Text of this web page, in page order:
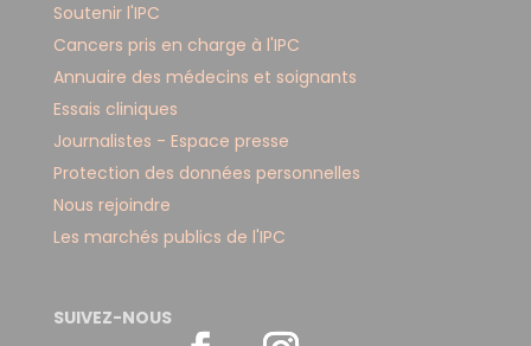
Soutenir l'IPC
Cancers pris en charge à l'IPC
Annuaire des médecins et soignants
Essais cliniques
Journalistes - Espace presse
Protection des données personnelles
Nous rejoindre
Les marchés publics de l'IPC
SUIVEZ-NOUS